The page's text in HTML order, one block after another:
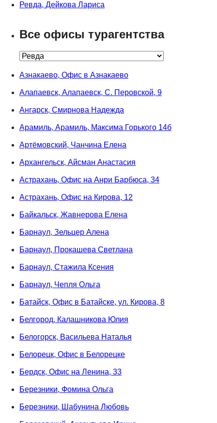
Ревда, Дейкова Лариса
Все офисы турагентства
Азнакаево, Офис в Азнакаево
Алапаевск, Алапаевск, С. Перовской, 9
Ангарск, Смирнова Надежда
Арамиль, Арамиль, Максима Горького 14б
Артёмовский, Чанчина Елена
Архангельск, Айсман Анастасия
Астрахань, Офис на Анри Барбюса, 34
Астрахань, Офис на Кирова, 12
Байкальск, Жавнерова Елена
Барнаул, Зельцер Алена
Барнаул, Прокашева Светлана
Барнаул, Стажила Ксения
Барнаул, Чепля Ольга
Батайск, Офис в Батайске, ул. Кирова, 8
Белгород, Калашникова Юлия
Белогорск, Васильева Наталья
Белорецк, Офис в Белорецке
Бердск, Офис на Ленина, 33
Березники, Фомина Ольга
Березники, Шабунина Любовь